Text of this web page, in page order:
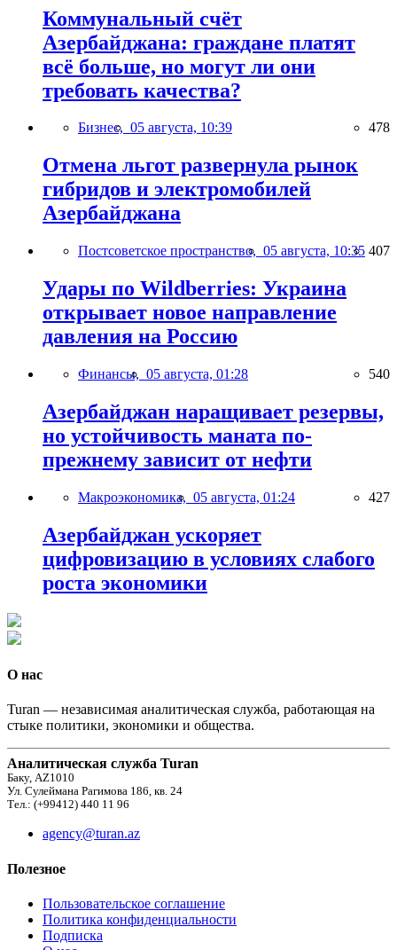
Коммунальный счёт
Азербайджана: граждане платят
всё больше, но могут ли они
требовать качества?
Бизнес, 05 августа, 10:39 478
Отмена льгот развернула рынок
гибридов и электромобилей
Азербайджана
Постсоветское пространство, 05 августа, 10:35 407
Удары по Wildberries: Украина
открывает новое направление
давления на Россию
Финансы, 05 августа, 01:28 540
Азербайджан наращивает резервы,
но устойчивость маната по-
прежнему зависит от нефти
Макроэкономика, 05 августа, 01:24 427
Азербайджан ускоряет
цифровизацию в условиях слабого
роста экономики
О нас
Turan — независимая аналитическая служба, работающая на
стыке политики, экономики и общества.
Аналитическая служба Turan
Баку, AZ1010
Ул. Сулеймана Рагимова 186, кв. 24
Тел.: (+99412) 440 11 96
agency@turan.az
Полезное
Пользовательское соглашение
Политика конфиденциальности
Подписка